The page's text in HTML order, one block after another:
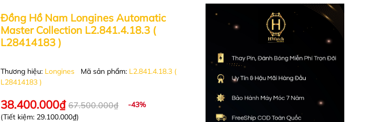
Đồng Hồ Nam Longines Automatic
Master Collection L2.841.4.18.3 (
L28414183 )
Thương hiệu: Longines Mã sản phẩm: L2.841.4.18.3 (
L28414183 )
38.400.000₫ 67.500.000₫
-43%
(Tiết kiệm: 29.100.000₫)